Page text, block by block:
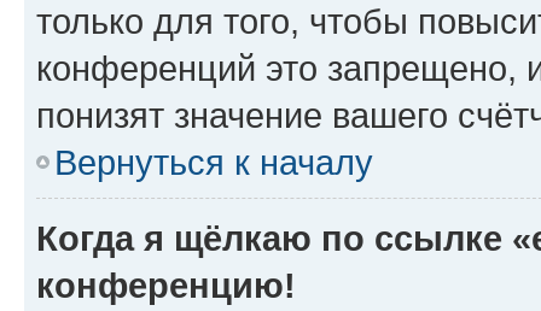
только для того, чтобы
конференций это запрещено,
понизят значение вашего
Вернуться к началу
Когда я щёлкаю по ссылке
конференцию!